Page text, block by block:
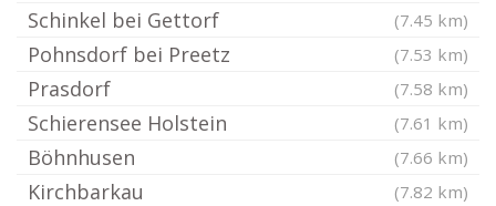
Schinkel bei Gettorf (7.45 km)
Pohnsdorf bei Preetz (7.53 km)
Prasdorf (7.58 km)
Schierensee Holstein (7.61 km)
Böhnhusen (7.66 km)
Kirchbarkau (7.82 km)